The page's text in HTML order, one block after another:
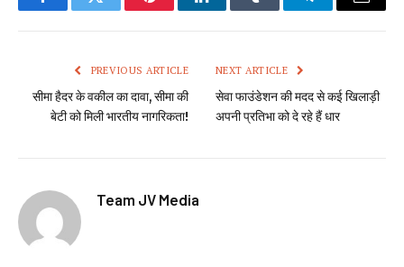
FacebookTwitter PinterestLinkedInTumblr TelegramEmail
PREVIOUS ARTICLE
सीमा हैदर के वकील का दावा, सीमा की
बेटी को मिली भारतीय नागरिकता!
NEXT ARTICLE
सेवा फाउंडेशन की मदद से कई खिलाड़ी
अपनी प्रतिभा को दे रहे हैं धार
Team JV Media